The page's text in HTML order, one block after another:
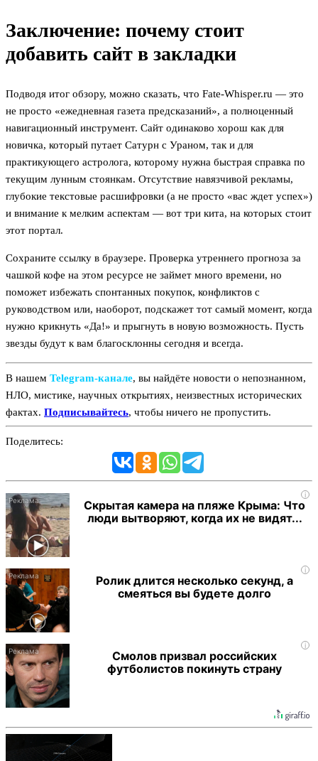
Заключение: почему стоит
добавить сайт в закладки
Подводя итог обзору, можно сказать, что Fate-Whisper.ru — это
не просто «ежедневная газета предсказаний», а полноценный
навигационный инструмент. Сайт одинаково хорош как для
новичка, который путает Сатурн с Ураном, так и для
практикующего астролога, которому нужна быстрая справка по
текущим лунным стоянкам. Отсутствие навязчивой рекламы,
глубокие текстовые расшифровки (а не просто «вас ждет успех»)
и внимание к мелким аспектам — вот три кита, на которых стоит
этот портал.
Сохраните ссылку в браузере. Проверка утреннего прогноза за
чашкой кофе на этом ресурсе не займет много времени, но
поможет избежать спонтанных покупок, конфликтов с
руководством или, наоборот, подскажет тот самый момент, когда
нужно крикнуть «Да!» и прыгнуть в новую возможность. Пусть
звезды будут к вам благосклонны сегодня и всегда.
В нашем Telegram‑канале, вы найдёте новости о непознанном,
НЛО, мистике, научных открытиях, неизвестных исторических
фактах. Подписывайтесь, чтобы ничего не пропустить.
Поделитесь:
i
Скрытая камера на пляже Крыма: Что
люди вытворяют, когда их не видят...
i
Ролик длится несколько секунд, а
смеяться вы будете долго
i
Смолов призвал российских
футболистов покинуть страну